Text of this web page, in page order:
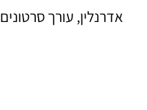
אדרנלין, עורך